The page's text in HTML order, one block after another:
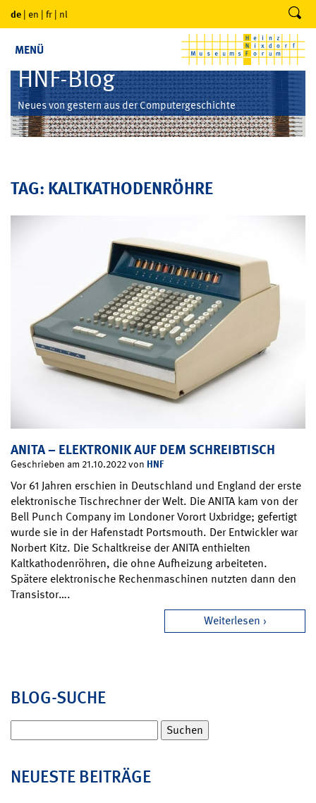
de | en | fr | nl
MENÜ
HNF-Blog
Neues von gestern aus der Computergeschichte
TAG: KALTKATHODENRÖHRE
ANITA – ELEKTRONIK AUF DEM SCHREIBTISCH
Geschrieben am 21.10.2022 von HNF
Vor 61 Jahren erschien in Deutschland und England der erste
elektronische Tischrechner der Welt. Die ANITA kam von der
Bell Punch Company im Londoner Vorort Uxbridge; gefertigt
wurde sie in der Hafenstadt Portsmouth. Der Entwickler war
Norbert Kitz. Die Schaltkreise der ANITA enthielten
Kaltkathodenröhren, die ohne Aufheizung arbeiteten.
Spätere elektronische Rechenmaschinen nutzten dann den
Transistor….
Weiterlesen
BLOG-SUCHE
nach:
NEUESTE BEITRÄGE